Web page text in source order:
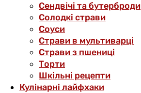
Сендвічі та бутерброди
Солодкі страви
Соуси
Страви в мультиварці
Страви з пшениці
Торти
Шкільні рецепти
Кулінарні лайфхаки